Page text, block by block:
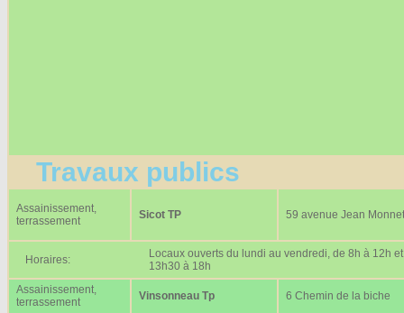
Travaux publics
Assainissement,
terrassement
Sicot TP 59 avenue Jean Monnet
Horaires:
Locaux ouverts du lundi au vendredi, de 8h à 12h
13h30 à 18h
Assainissement,
terrassement
Vinsonneau Tp 6 Chemin de la biche